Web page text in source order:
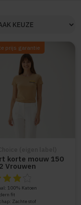
de 5
prijs garantie
korte mouw 150
Vrouwen
van dit
100% Katoen
fit
Zachte stof